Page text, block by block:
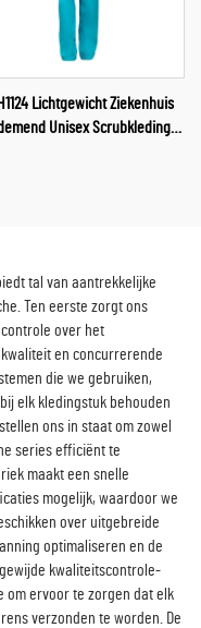
Lichtgewicht Ziekenhuis
Unisex Scrubkleding
tal van aantrekkelijke
Ten eerste zorgt ons
over het
en concurrerende
die we gebruiken,
elk kledingstuk behouden
ons in staat om zowel
series efficiënt te
maakt een snelle
mogelijk, waardoor we
over uitgebreide
optimaliseren en de
kwaliteitscontrole-
om ervoor te zorgen dat elk
verzonden te worden. De